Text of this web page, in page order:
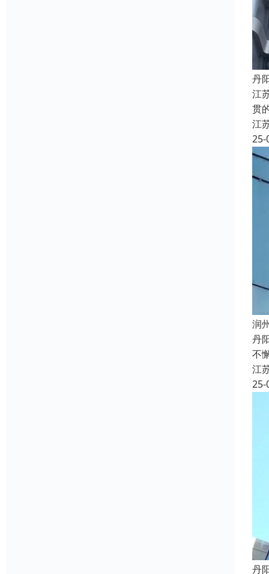
丹
江
贯
江
25-
润
丹
不
江
25-
丹